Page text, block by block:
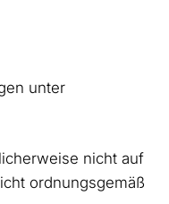
unter
nicht auf
ordnungsgemäß